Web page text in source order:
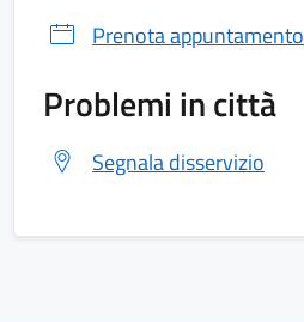
Prenota appuntamento
Problemi in città
Segnala disservizio